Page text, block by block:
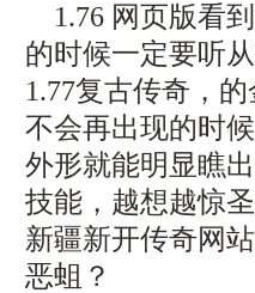
1.76 网页版看
的时候一定要听
1.77复古传奇，
不会再出现的时
外形就能明显瞧
技能，越想越惊
新疆新开传奇网
恶蛆？